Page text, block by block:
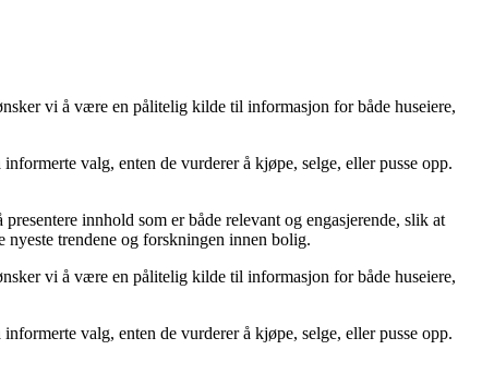
vi å være en pålitelig kilde til informasjon for både huseiere,
valg, enten de vurderer å kjøpe, selge, eller pusse opp.
innhold som er både relevant og engasjerende, slik at
nyeste trendene og forskningen innen bolig.
vi å være en pålitelig kilde til informasjon for både huseiere,
valg, enten de vurderer å kjøpe, selge, eller pusse opp.